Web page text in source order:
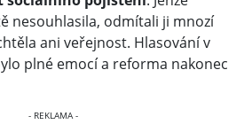
nesouhlasila, odmítali ji mnozí
ani veřejnost. Hlasování v
plné emocí a reforma nakonec